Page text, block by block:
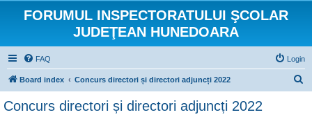
FORUMUL INSPECTORATULUI ŞCOLAR
JUDEŢEAN HUNEDOARA
FAQ Login
Board index Concurs directori și directori adjuncți 2022
Concurs directori și directori adjuncți 2022